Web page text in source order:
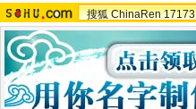
搜狐 ChinaRen 17173